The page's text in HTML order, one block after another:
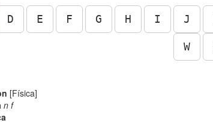
D E F G H I J
W
[Física]
n f